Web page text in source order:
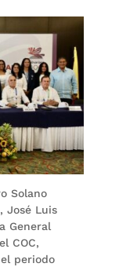
Solano
José Luis
General
COC,
periodo